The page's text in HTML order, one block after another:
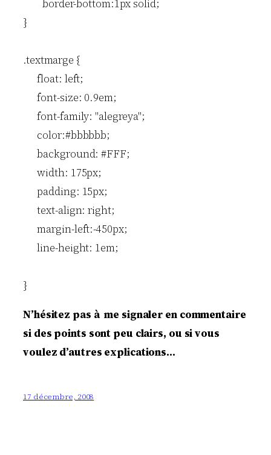
}
.textmarge {
      float: left;
      font-size: 0.9em;
      font-family: "alegreya";
      color:#bbbbbb;
      background: #FFF;
      width: 175px;
      padding: 15px;
      text-align: right;
      margin-left:-450px;
      line-height: 1em;
}
N’hésitez pas à me signaler en commentaire
si des points sont peu clairs, ou si vous
voulez d’autres explications…
17 décembre, 2008